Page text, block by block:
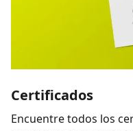
Certificados
Encuentre todos los